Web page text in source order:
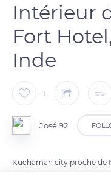
Intérieur
Fort
Inde
1
José 92
Kuchaman city proche de